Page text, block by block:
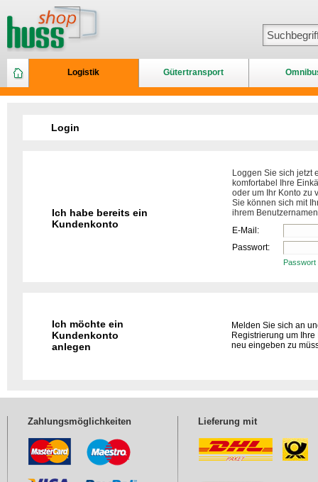
Logistik Gütertransport
Login
Ich habe bereits ein
Kundenkonto
Loggen Sie sich jetzt
komfortabel Ihre
oder um Ihr Konto zu
Sie können sich mit
ihrem
E-Mail:
Passwort:
Ich möchte ein
Kundenkonto
anlegen
Melden Sie sich an
Registrierung um
neu eingeben zu
Zahlungsmöglichkeiten Lieferung mit